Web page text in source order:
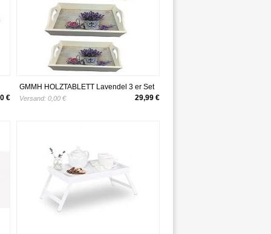
€
GMMH HOLZTABLETT Lavendel 3 er Set
LN47-4 SERVIERTABLETT
Versand: 0,00 € 29,99 €